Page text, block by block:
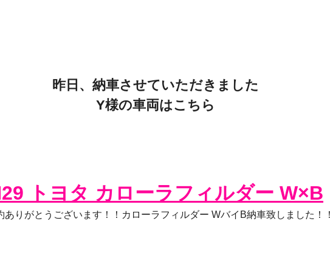
昨日、納車させていただきました
Y様の車両はこちら
トヨタ カローラフィルダー W×B